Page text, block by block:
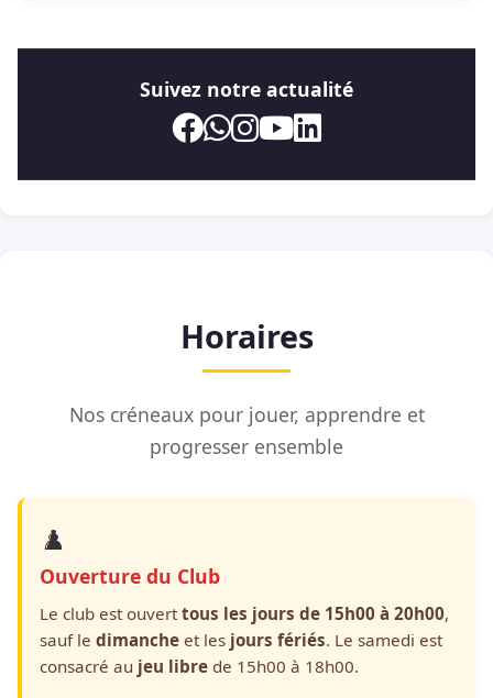
Suivez notre actualité
Horaires
Nos créneaux pour jouer, apprendre et
progresser ensemble
♟️
Ouverture du Club
Le club est ouvert tous les jours de 15h00 à 20h00,
sauf le dimanche et les jours fériés. Le samedi est
consacré au jeu libre de 15h00 à 18h00.